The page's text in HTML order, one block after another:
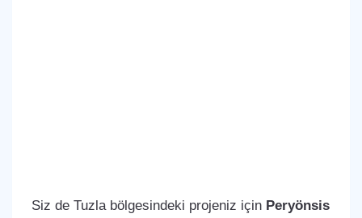
Siz de Tuzla bölgesindeki projeniz için Peryönsis